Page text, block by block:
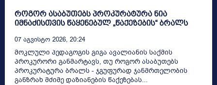
როგორ ასაბუთებს პროკურატურა ნია
იმნაძისთვის წაყენებულ „წაქეზების“ ბრალს
07 Აგვისტო 2026, 20:24
მოკლული პედაგოგის გიგა ავალიანის საქმის
პროკურორი განმარტავს, თუ როგორ ასაბუთებს
პროკურატურა ბრალს - ჯგუფურად ჯანმრთელობის
განზრახ მძიმე დაზიანების წაქეზებას...